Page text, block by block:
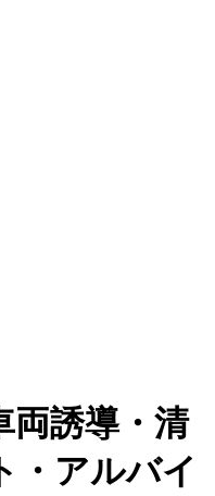
両誘導・清
・アルバイ